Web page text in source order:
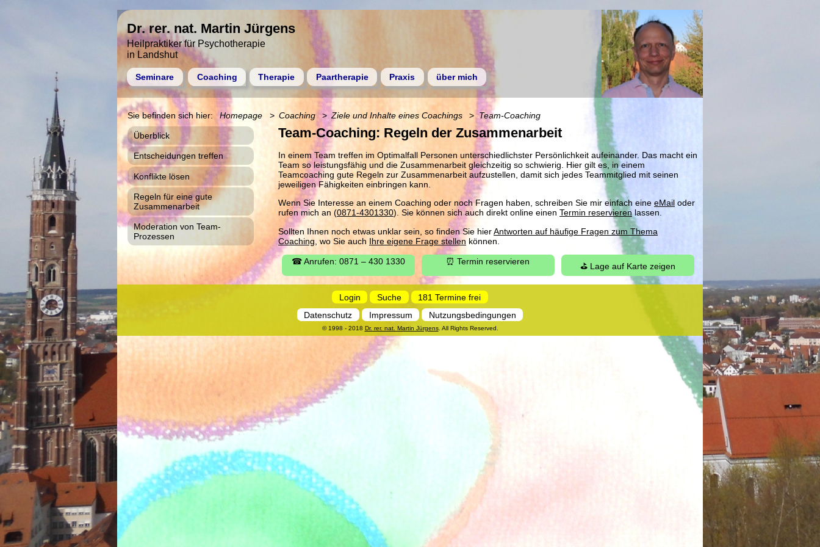
Dr. rer. nat. Martin Jürgens
Heilpraktiker für Psychotherapie
in Landshut
Seminare Coaching Therapie Paartherapie Praxis über mich
Team-Coaching: Regeln der Zusammenarbeit
In einem Team treffen im Optimalfall Personen unterschiedlichster Persönlichkeit aufeinander. Das macht ein
Team so leistungsfähig und die Zusammenarbeit gleichzeitig so schwierig. Hier gilt es, in einem
Teamcoaching gute Regeln zur Zusammenarbeit aufzustellen, damit sich jedes Teammitglied mit seinen
jeweiligen Fähigkeiten einbringen kann.
Wenn Sie Interesse an einem Coaching oder noch Fragen haben, schreiben Sie mir einfach eine eMail oder
rufen mich an (0871-4301330). Sie können sich auch direkt online einen Termin reservierenlassen.
Sollten Ihnen noch etwas unklar sein, so finden Sie hierAntworten auf häufige Fragen zum Thema
Coaching , wo Sie auch Ihre eigene Frage stellen können.
☎ Anrufen: 0871 – 430 1330 ⏰ Termin reservieren ⛳ Lage auf Karte zeigen
Homepage Coaching Ziele und Inhalte eines Coachings Team-Coaching
Überblick
Entscheidungen treffen
Konflikte lösen
Regeln für eine gute
Zusammenarbeit
Moderation von Team-
Prozessen
Login Suche
181 Termine frei
Datenschutz
Impressum Nutzungsbedingungen
© 1998 - 2018 Dr. rer. nat. Martin Jürgens. All Rights Reserved.